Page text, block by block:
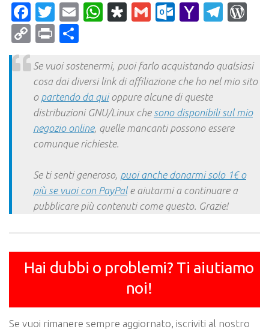
Facebook
Twitter
EmailWhatsApp
Diaspora
Gmail Yahoo
CopyPrint
Se vuoi sostenermi, puoi farlo acquistando qualsiasi
cosa dai diversi link di affiliazione che ho nel mio sito
o partendo da quioppure alcune di queste
distribuzioni GNU/Linux che sono disponibili sul mio
negozio online, quelle mancanti possono essere
comunque richieste.
Se ti senti generoso, puoi anche donarmi solo 1€ o
più se vuoi con PayPale aiutarmi a continuare a
pubblicare più contenuti come questo. Grazie!
Hai dubbi o problemi? Ti aiutiamo
noi!
Se vuoi rimanere sempre aggiornato, iscriviti al nostro